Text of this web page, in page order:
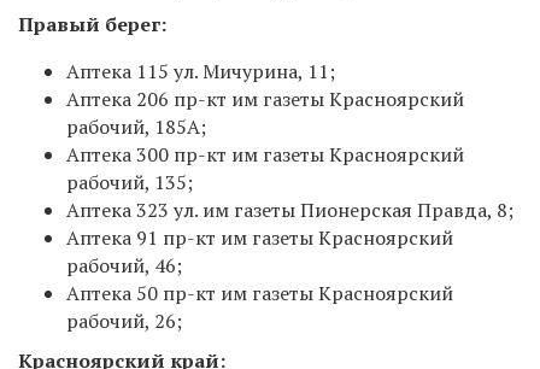
Правый берег:
Аптека 115 ул. Мичурина, 11;
Аптека 206 пр-кт им газеты Красноярский
рабочий, 185А;
Аптека 300 пр-кт им газеты Красноярский
рабочий, 135;
Аптека 323 ул. им газеты Пионерская Правда, 8;
Аптека 91 пр-кт им газеты Красноярский
рабочий, 46;
Аптека 50 пр-кт им газеты Красноярский
рабочий, 26;
Красноярский край: